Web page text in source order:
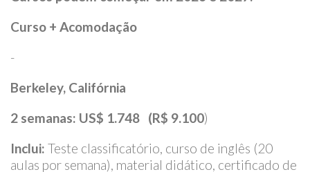
Curso + Acomodação
-
Berkeley, Califórnia
2 semanas: US$ 1.748 (R$ 9.100)
Inclui: Teste classificatório, curso de inglês (20
aulas por semana), material didático, certificado de